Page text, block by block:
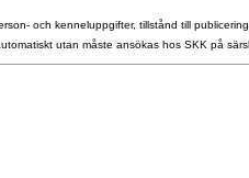
och kenneluppgifter, tillstånd till
utan måste ansökas hos SKK på